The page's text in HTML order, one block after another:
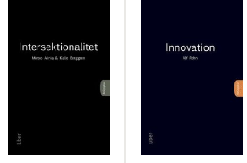
Kjellberg , Christian
Karin Lundqvist
Roland
Sjöström
Skorstad,Michael